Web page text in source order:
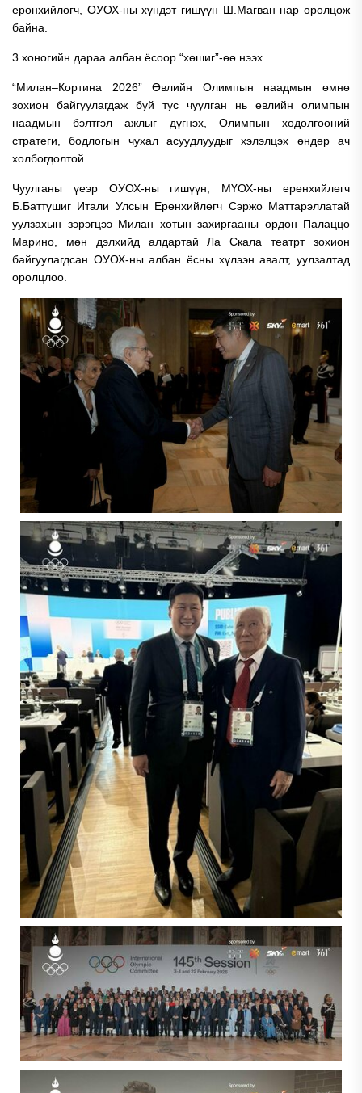
ерөнхийлөгч, ОУОХ-ны хүндэт гишүүн Ш.Магван нар оролцож
байна.
3 хоногийн дараа албан ёсоор “хөшиг”-өө нээх
“Милан–Кортина 2026” Өвлийн Олимпын наадмын өмнө
зохион байгуулагдаж буй тус чуулган нь өвлийн олимпын
наадмын бэлтгэл ажлыг дүгнэх, Олимпын хөдөлгөөний
стратеги, бодлогын чухал асуудлуудыг хэлэлцэх өндөр ач
холбогдолтой.
Чуулганы үеэр ОУОХ-ны гишүүн, МҮОХ-ны ерөнхийлөгч
Б.Баттүшиг Итали Улсын Ерөнхийлөгч Сэржо Маттарэллатай
уулзахын зэрэгцээ Милан хотын захиргааны ордон Палаццо
Марино, мөн дэлхийд алдартай Ла Скала театрт зохион
байгуулагдсан ОУОХ-ны албан ёсны хүлээн авалт, уулзалтад
оролцлоо.